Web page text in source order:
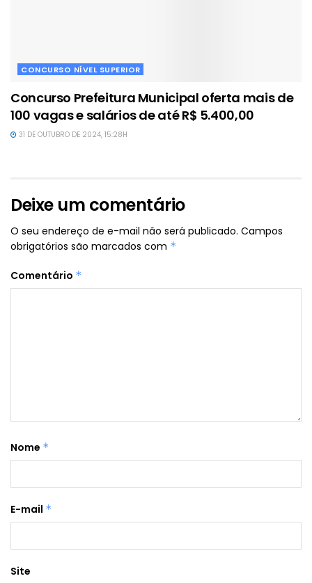
CONCURSO NÍVEL SUPERIOR
Concurso Prefeitura Municipal oferta mais de
100 vagas e salários de até R$ 5.400,00
31 DE OUTUBRO DE 2024, 15:28H
Deixe um comentário
O seu endereço de e-mail não será publicado. Campos
obrigatórios são marcados com *
Comentário *
Nome *
E-mail *
Site